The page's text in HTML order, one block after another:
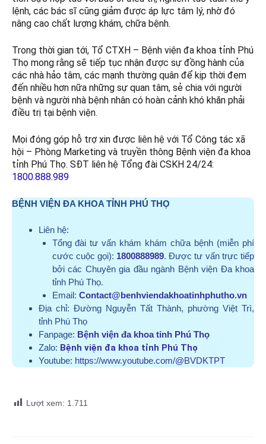
lệnh, các bác sĩ cũng giảm được áp lực tâm lý, nhờ đó
nâng cao chất lượng khám, chữa bệnh.
Trong thời gian tới, Tổ CTXH – Bệnh viện đa khoa tỉnh Phú
Thọ mong rằng sẽ tiếp tục nhận được sự đồng hành của
các nhà hảo tâm, các mạnh thường quân để kịp thời đem
đến nhiều hơn nữa những sự quan tâm, sẻ chia với người
bệnh và người nhà bệnh nhân có hoàn cảnh khó khăn phải
điều trị tại bệnh viện.
Mọi đóng góp hỗ trợ xin được liên hệ với Tổ Công tác xã
hội – Phòng Marketing và truyền thông Bệnh viện đa khoa
tỉnh Phú Thọ. SĐT liên hệ Tổng đài CSKH 24/24:
1800.888.989
BỆNH VIỆN ĐA KHOA TỈNH PHÚ THỌ
Liên hệ:
Tổng đài tư vấn khám khám chữa bệnh (miễn phí
cước cuộc gọi): 1800888989. Được tư vấn trực tiếp
bởi các Chuyên gia đầu ngành Bệnh viện Đa khoa
tỉnh Phú Thọ.
Email: Contact@benhviendakhoatinhphutho.vn
Địa chỉ: Đường Nguyễn Tất Thành, phường Việt Trì,
tỉnh Phú Thọ
Fanpage: Bệnh viện đa khoa tỉnh Phú Thọ
Zalo: Bệnh viện đa khoa tỉnh Phú Thọ
Youtube: https://www.youtube.com/@BVDKTPT
Lượt xem: 1.711